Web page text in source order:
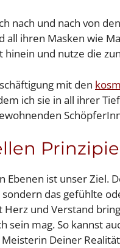
nach und nach von
all ihren Masken wie
und nutze die
mit den
ich sie in all ihrer
Ebenen ist unser Ziel.
das gefühlte
und Verstand
sein mag. So kannst
Deiner